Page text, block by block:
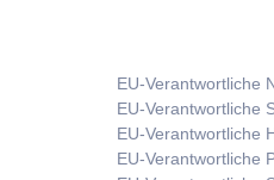
EU-Verantwortliche
EU-Verantwortliche
EU-Verantwortliche
EU-Verantwortliche